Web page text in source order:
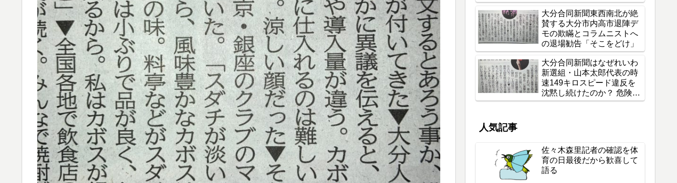
大分合同新聞東西南北が絶
賛する大分市内高市退陣デ
モの欺瞞とコラムニストへ
の退場勧告「そこをどけ」
大分合同新聞はなぜれいわ
新選組・山本太郎代表の時
速149キロスピード違反を
沈黙し続けたのか？ 危険運
転厳罰化の旗振り役から感
人気記事
佐々木森里記者の確認を体
育の日最後だから歓喜して
語る